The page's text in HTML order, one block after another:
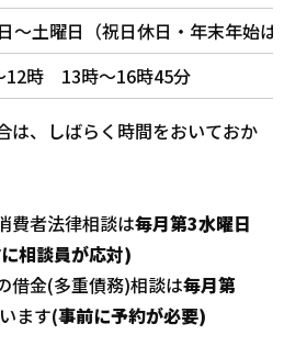
～土曜日（祝日休日・年末年始は
12時 13時～16時45分
、しばらく時間をおいておか
費者法律相談は毎月第3水曜日
相談員が応対)
借金(多重債務)相談は毎月第
ます(事前に予約が必要)